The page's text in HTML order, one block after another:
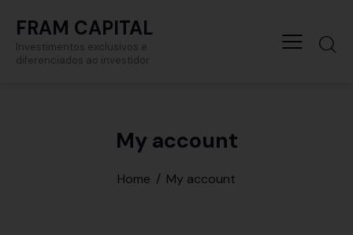
FRAM CAPITAL
Investimentos exclusivos e
diferenciados ao investidor
My account
Home My account